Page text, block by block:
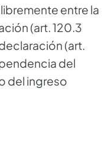
entre la
(art. 120.3
(art.
del
del ingreso